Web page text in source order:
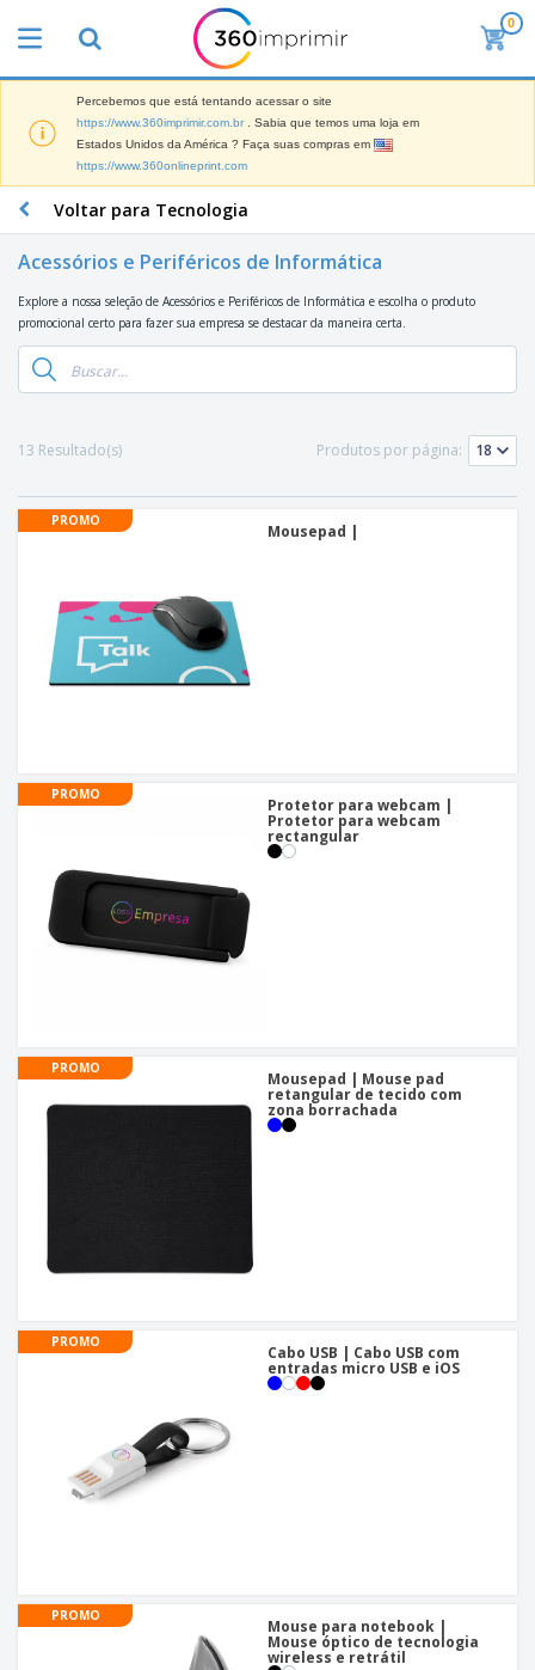
0
Percebemos que está tentando acessar o site
https://www.360imprimir.com.br
. Sabia que temos uma loja em
Estados Unidos da América ? Faça suas compras em
https://www.360onlineprint.com
Voltar para Tecnologia
Acessórios e Periféricos de Informática
Explore a nossa seleção de Acessórios e Periféricos de Informática e escolha o produto
promocional certo para fazer sua empresa se destacar da maneira certa.
13 Resultado(s) Produtos por página:
PROMO
Mousepad |
PROMO
Protetor para webcam |
Protetor para webcam
rectangular
PROMO
Mousepad | Mouse pad
retangular de tecido com
zona borrachada
PROMO
Cabo USB | Cabo USB com
entradas micro USB e iOS
PROMO
Mouse para notebook |
Mouse óptico de tecnologia
wireless e retrátil